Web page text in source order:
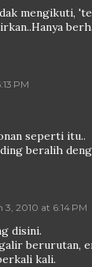
mengikuti,
PM
seperti itu..
beralih
3, 2010 at 6:14 PM
disini.
berurutan,
kali.